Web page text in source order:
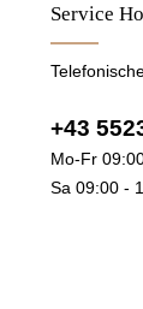
Service
+43
Mo-Fr
Sa 09:00 -